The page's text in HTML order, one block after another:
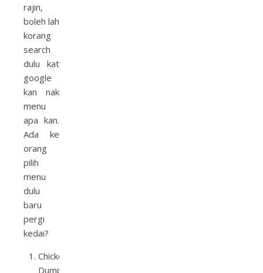
rajin,
boleh lah
korang
search
dulu kat
google
kan nak
menu
apa kan.
Ada ke
orang
pilih
menu
dulu
baru
pergi
kedai?
Chicken
Dumpling